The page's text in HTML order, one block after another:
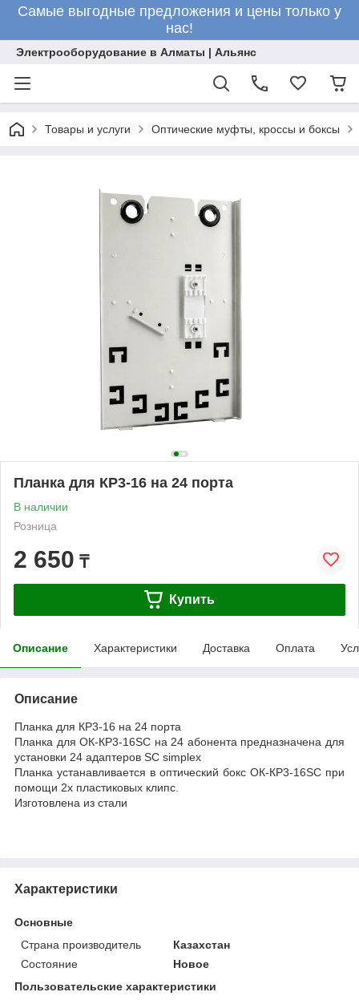
Самые выгодные предложения и цены только у
нас!
Электрооборудование в Алматы | Альянс
Товары и услуги Оптические муфты, кроссы и боксы
Планка для КР3-16 на 24 порта
В наличии
Розница
2 650 ₸
Купить
Описание Характеристики Доставка Оплата
Описание
Планка для КР3-16 на 24 порта
Планка для ОК-КР3-16SC на 24 абонента предназначена для
установки 24 адаптеров SC simplex
Планка устанавливается в оптический бокс ОК-КР3-16SC при
помощи 2х пластиковых клипс.
Изготовлена из стали
Характеристики
Основные
Страна производитель
Казахстан
Состояние
Новое
Пользовательские характеристики